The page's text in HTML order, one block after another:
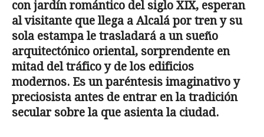
con jardín romántico del siglo XIX, esperan
al visitante que llega a Alcalá por tren y su
sola estampa le trasladará a un sueño
arquitectónico oriental, sorprendente en
mitad del tráfico y de los edificios
modernos. Es un paréntesis imaginativo y
preciosista antes de entrar en la tradición
secular sobre la que asienta la ciudad.